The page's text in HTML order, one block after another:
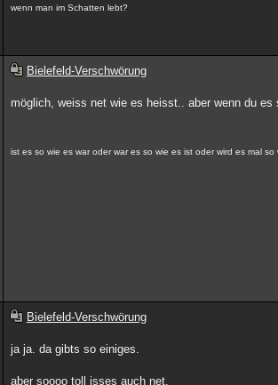
wenn man im Schatten lebt?
Bielefeld-Verschwörung
möglich, weiss net wie es heisst.. aber wenn du
ist es so wie es war oder war es so wie es ist oder wird es mal so
Bielefeld-Verschwörung
ja ja. da gibts so einiges.
aber soooo toll isses auch net.